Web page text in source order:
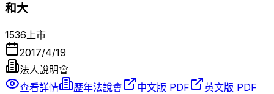
和大
1536 上市
2017/4/19
法人說明會
查看詳情
歷年法說會 中文版 PDF 英文版 PDF